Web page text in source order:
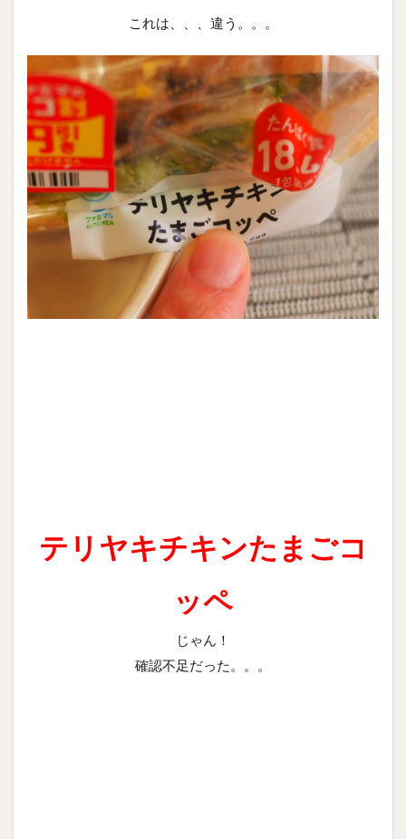
これは、、、違う。。。
テリヤキチキンたまごコ
ッペ
じゃん！
確認不足だった。。。